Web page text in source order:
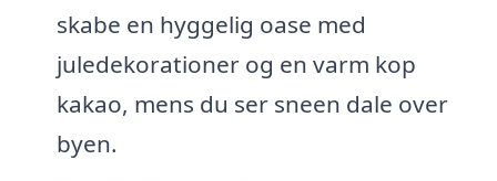
skabe en hyggelig oase med
juledekorationer og en varm kop
kakao, mens du ser sneen dale over
byen.